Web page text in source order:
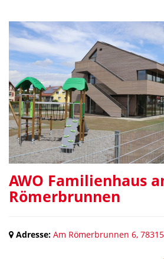
AWO Familienhaus
Römerbrunnen
Adresse: Am Römerbrunnen 6,